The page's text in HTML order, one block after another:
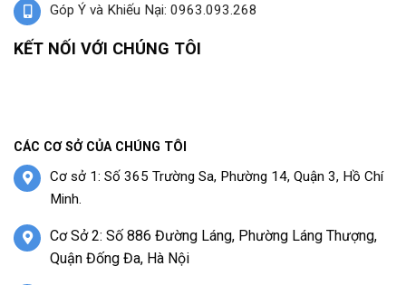
Góp Ý và Khiếu Nại: 0963.093.268
KẾT NỐI VỚI CHÚNG TÔI
CÁC CƠ SỞ CỦA CHÚNG TÔI
Cơ sở 1: Số 365 Trường Sa, Phường 14, Quận 3, Hồ Chí
Minh.
Cơ Sở 2: Số 886 Đường Láng, Phường Láng Thượng,
Quận Đống Đa, Hà Nội